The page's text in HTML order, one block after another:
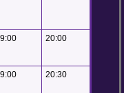
20:00
20:30